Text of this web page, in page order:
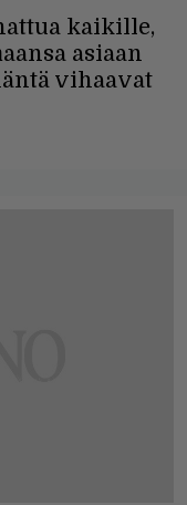
kaikille,
asiaan
vihaavat